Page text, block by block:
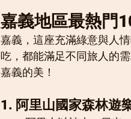
嘉義地區最熱門
嘉義，這座充滿綠意與人
吃，都能滿足不同旅人的
嘉義的美！
1. 阿里山國家森林遊